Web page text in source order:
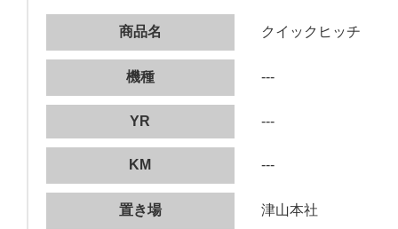
商品名 クイックヒッチ
機種 ---
YR ---
KM ---
置き場 津山本社